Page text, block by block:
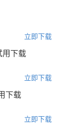
立即下载
下载
立即下载
下载
立即下载